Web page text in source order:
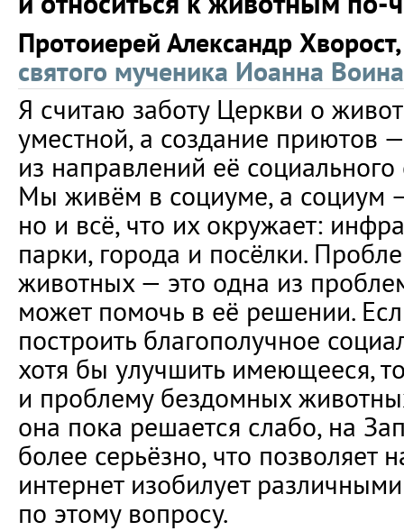
Протоиерей Александр
святого мученика Иоанна Воина
Я считаю заботу Церкви о
уместной, а создание приютов
из направлений её
Мы живём в социуме, а социум
но и всё, что их окружает:
парки, города и посёлки.
животных — это одна из
может помочь в её решении.
построить благополучное
хотя бы улучшить имеющееся,
и проблему бездомных
она пока решается слабо, на
более серьёзно, что позволяет
интернет изобилует
по этому вопросу.